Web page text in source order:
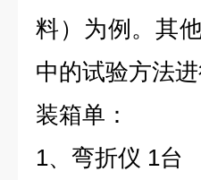
料）为例。其
中的试验方法进
装箱单：
1、弯折仪 1台